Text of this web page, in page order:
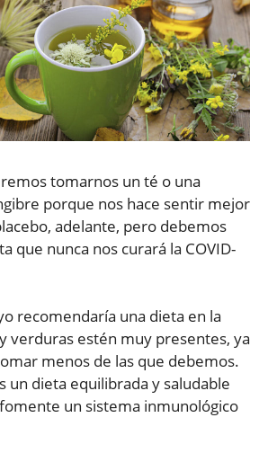
tomarnos un té o una
porque nos hace sentir mejor
adelante, pero debemos
que nunca nos curará la COVID-
recomendaría una dieta en la
verduras estén muy presentes, ya
menos de las que debemos.
un dieta equilibrada y saludable
un sistema inmunológico